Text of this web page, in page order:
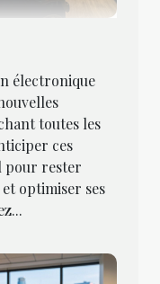
électronique
toutes les
ces
pour rester
optimiser ses